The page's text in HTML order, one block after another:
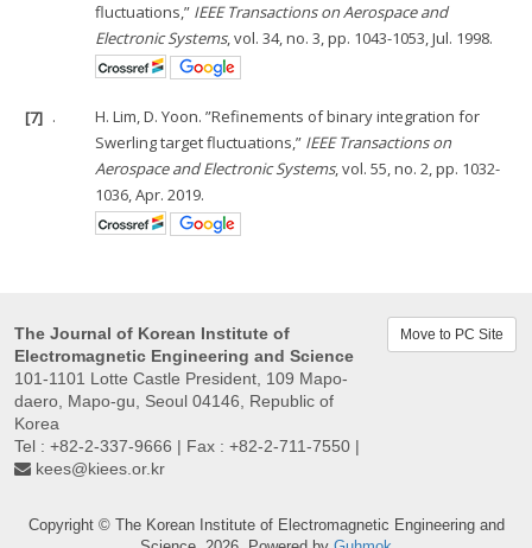
fluctuations,” IEEE Transactions on Aerospace and
Electronic Systems, vol. 34, no. 3, pp. 1043-1053, Jul. 1998.
[7] .
H. Lim, D. Yoon. ”Refinements of binary integration for
Swerling target fluctuations,” IEEE Transactions on
Aerospace and Electronic Systems, vol. 55, no. 2, pp. 1032-
1036, Apr. 2019.
The Journal of Korean Institute of
Electromagnetic Engineering and Science
101-1101 Lotte Castle President, 109 Mapo-
daero, Mapo-gu, Seoul 04146, Republic of
Korea
Tel : +82-2-337-9666 | Fax : +82-2-711-7550 |
kees@kiees.or.kr
Move to PC Site
Copyright © The Korean Institute of Electromagnetic Engineering and